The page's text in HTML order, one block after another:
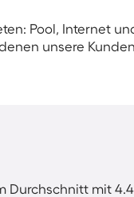
Pool, Internet
unsere Kunden
Durchschnitt mit